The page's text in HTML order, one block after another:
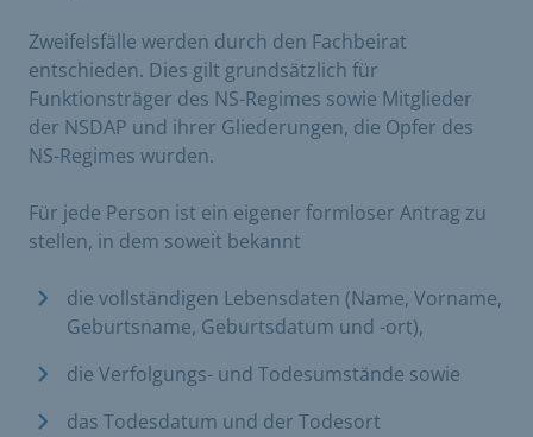
Zweifelsfälle werden durch den Fachbeirat
entschieden. Dies gilt grundsätzlich für
Funktionsträger des NS-Regimes sowie Mitglieder
der NSDAP und ihrer Gliederungen, die Opfer des
NS-Regimes wurden.
Für jede Person ist ein eigener formloser Antrag zu
stellen, in dem soweit bekannt
die vollständigen Lebensdaten (Name, Vorname,
Geburtsname, Geburtsdatum und -ort),
die Verfolgungs- und Todesumstände sowie
das Todesdatum und der Todesort